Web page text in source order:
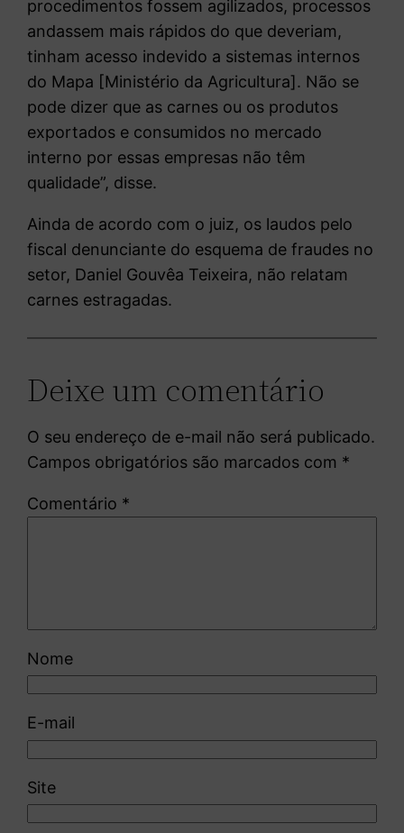
procedimentos fossem agilizados, processos
andassem mais rápidos do que deveriam,
tinham acesso indevido a sistemas internos
do Mapa [Ministério da Agricultura]. Não se
pode dizer que as carnes ou os produtos
exportados e consumidos no mercado
interno por essas empresas não têm
qualidade”, disse.
Ainda de acordo com o juiz, os laudos pelo
fiscal denunciante do esquema de fraudes no
setor, Daniel Gouvêa Teixeira, não relatam
carnes estragadas.
Deixe um comentário
O seu endereço de e-mail não será publicado.
Campos obrigatórios são marcados com *
Comentário *
Nome
E-mail
Site